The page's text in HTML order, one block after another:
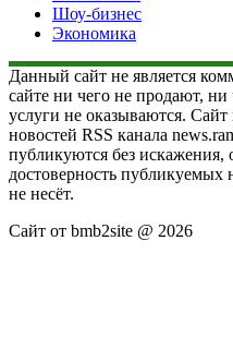
Шоу-бизнес
Экономика
Данный сайт не является
сайте ни чего не продают,
услуги не оказываются. Сайт
новостей RSS канала
публикуются без искажения,
достоверность публикуемых
не несёт.
Сайт от bmb2site @ 2026